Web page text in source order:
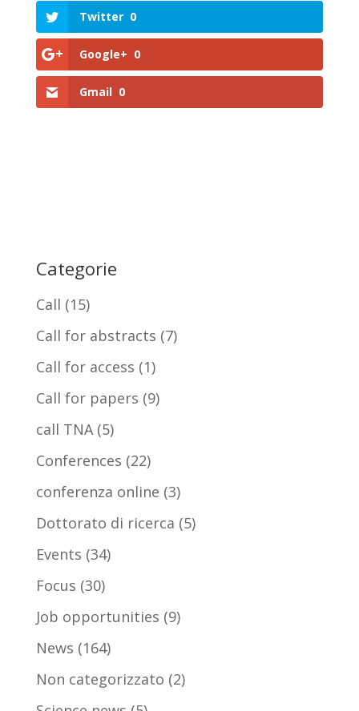
Twitter 0
Google+ 0
Gmail 0
Categorie
Call (15)
Call for abstracts (7)
Call for access (1)
Call for papers (9)
call TNA(5)
Conferences (22)
conferenza online (3)
Dottorato di ricerca (5)
Events (34)
Focus (30)
Job opportunities (9)
News (164)
Non categorizzato (2)